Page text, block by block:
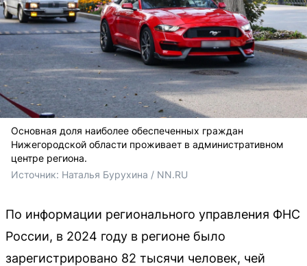
Основная доля наиболее обеспеченных граждан
Нижегородской области проживает в административном
центре региона.
Источник: Наталья Бурухина / NN.RU
По информации регионального управления ФНС
России, в 2024 году в регионе было
зарегистрировано 82 тысячи человек, чей